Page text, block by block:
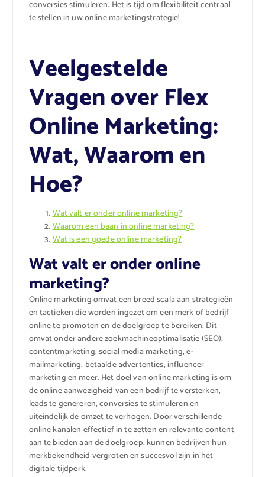
conversies stimuleren. Het is tijd om flexibiliteit centraal
te stellen in uw online marketingstrategie!
Veelgestelde
Vragen over Flex
Online Marketing:
Wat, Waarom en
Hoe?
Wat valt er onder online marketing?
Waarom een baan in online marketing?
Wat is een goede online marketing?
Wat valt er onder online
marketing?
Online marketing omvat een breed scala aan strategieën
en tactieken die worden ingezet om een merk of bedrijf
online te promoten en de doelgroep te bereiken. Dit
omvat onder andere zoekmachineoptimalisatie (SEO),
contentmarketing, social media marketing, e-
mailmarketing, betaalde advertenties, influencer
marketing en meer. Het doel van online marketing is om
de online aanwezigheid van een bedrijf te versterken,
leads te genereren, conversies te stimuleren en
uiteindelijk de omzet te verhogen. Door verschillende
online kanalen effectief in te zetten en relevante content
aan te bieden aan de doelgroep, kunnen bedrijven hun
merkbekendheid vergroten en succesvol zijn in het
digitale tijdperk.